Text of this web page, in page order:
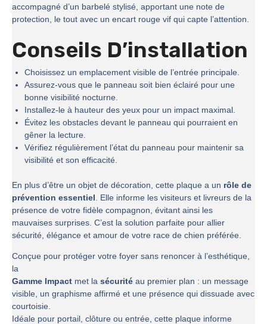
accompagné d’un barbelé stylisé, apportant une note de
protection, le tout avec un encart rouge vif qui capte l’attention.
Conseils D’installation
Choisissez un emplacement visible de l’entrée principale.
Assurez-vous que le panneau soit bien éclairé pour une
bonne visibilité nocturne.
Installez-le à hauteur des yeux pour un impact maximal.
Évitez les obstacles devant le panneau qui pourraient en
gêner la lecture.
Vérifiez régulièrement l’état du panneau pour maintenir sa
visibilité et son efficacité.
En plus d’être un objet de décoration, cette plaque a un rôle de
prévention essentiel. Elle informe les visiteurs et livreurs de la
présence de votre fidèle compagnon, évitant ainsi les
mauvaises surprises. C’est la solution parfaite pour allier
sécurité, élégance et amour de votre race de chien préférée.
Conçue pour protéger votre foyer sans renoncer à l’esthétique,
la
Gamme Impact met la sécurité au premier plan : un message
visible, un graphisme affirmé et une présence qui dissuade avec
courtoisie.
Idéale pour portail, clôture ou entrée, cette plaque informe